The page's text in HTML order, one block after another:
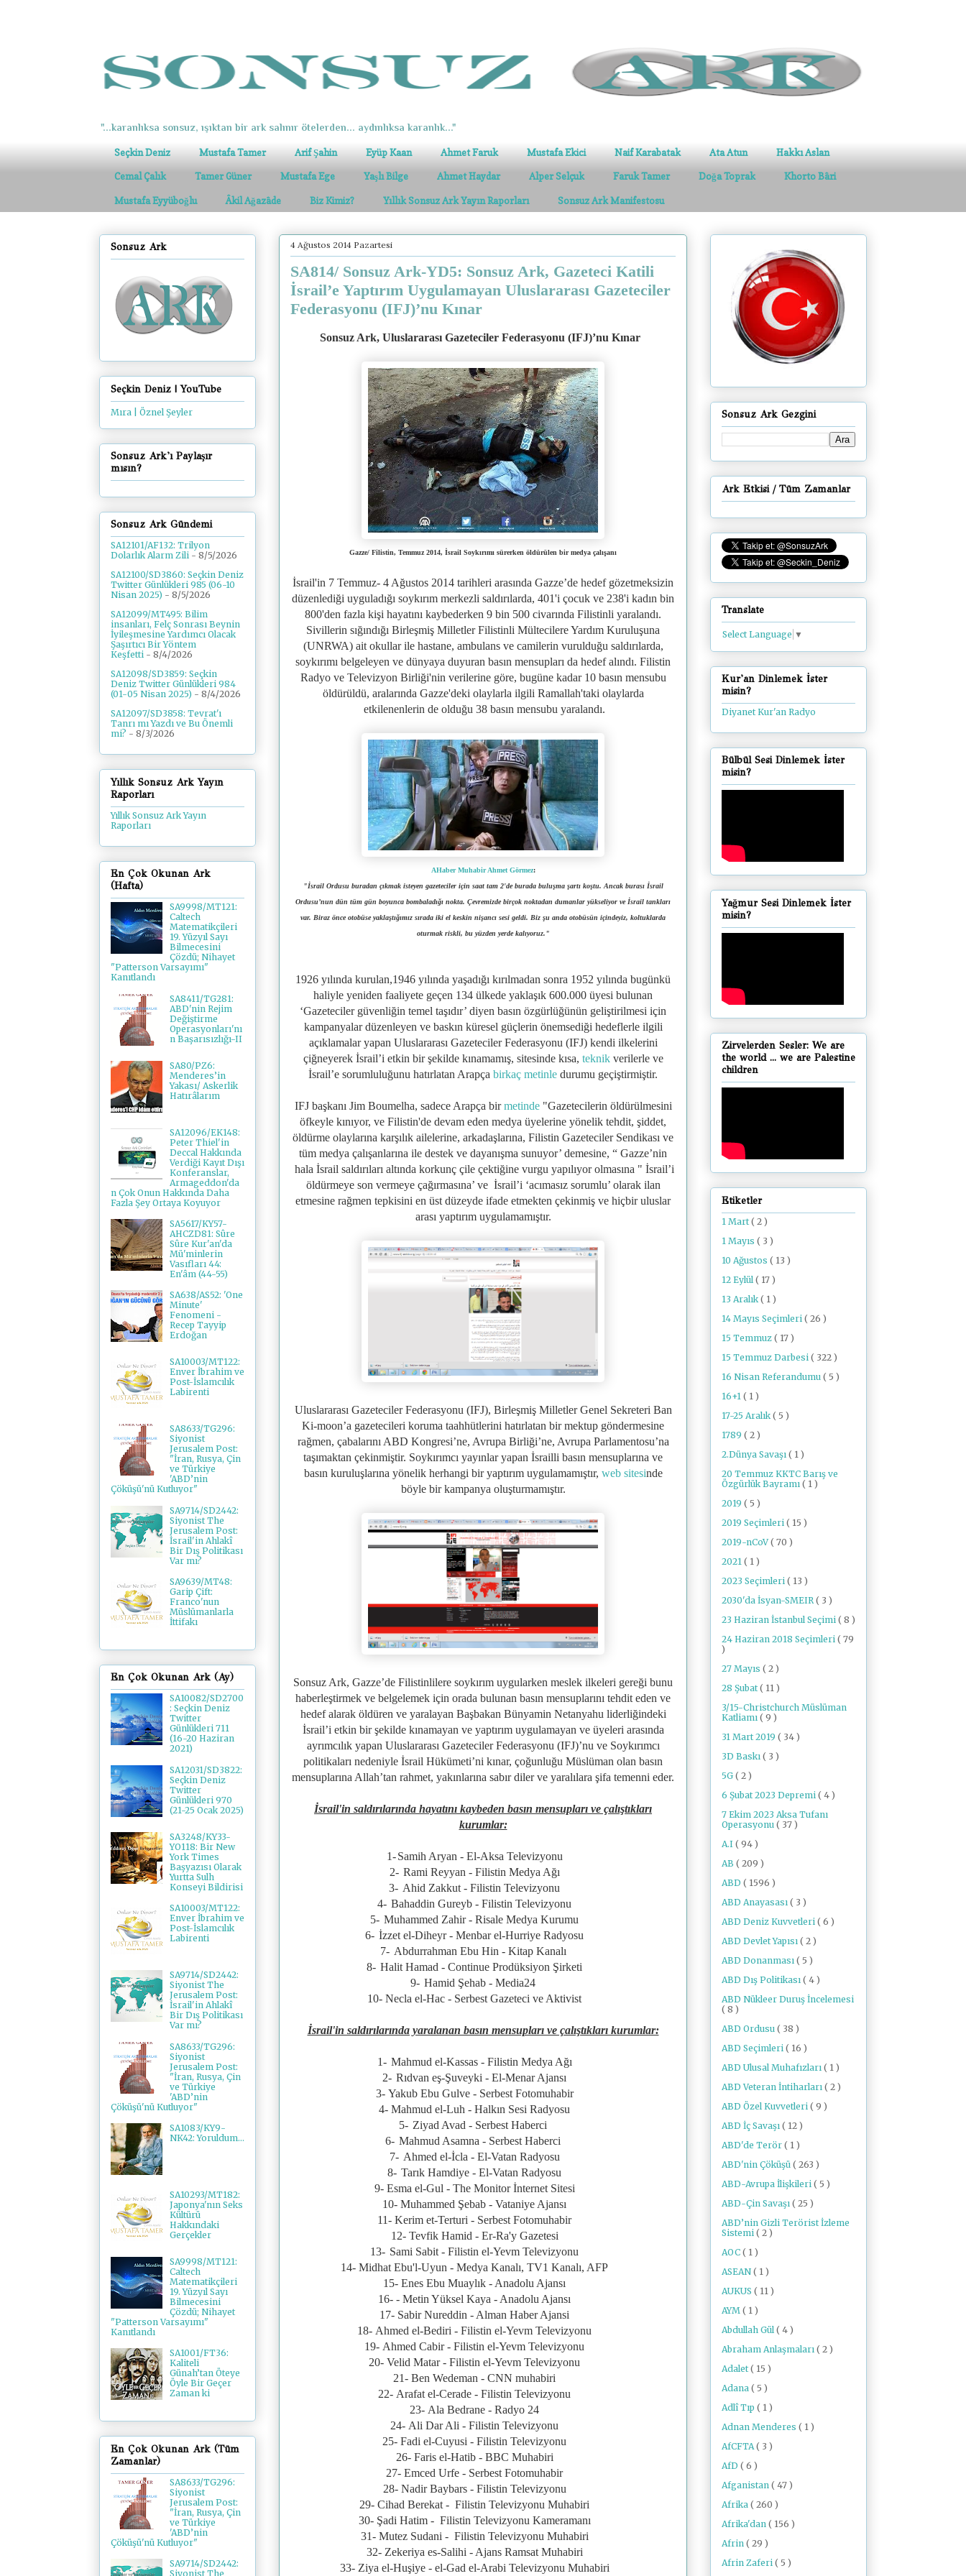
"...karanlıksa sonsuz, ışıktan bir ark salınır ötelerden... aydınlıksa karanlık..."
Seçkin Deniz Mustafa Tamer Arif Şahin Eyüp Kaan Ahmet Faruk Mustafa Ekici Naif Karabatak Ata Atun Hakkı Aslan
Cemal Çalık Tamer Güner Mustafa Ege Yaşlı Bilge Ahmet Haydar Alper Selçuk Faruk Tamer Doğa Toprak Khorto Bâri
Mustafa Eyyüboğlu Âkil Ağazâde Biz Kimiz? Yıllık Sonsuz Ark Yayın Raporları Sonsuz Ark Manifestosu
4 Ağustos 2014 Pazartesi
SA814/ Sonsuz Ark-YD5: Sonsuz Ark, Gazeteci Katili
İsrail’e Yaptırım Uygulamayan Uluslararası Gazeteciler
Federasyonu (IFJ)’nu Kınar
Sonsuz Ark, Uluslararası Gazeteciler Federasyonu (IFJ)’nu Kınar
Gazze/ Filistin, Temmuz 2014, İsrail Soykırımı sürerken öldürülen bir medya çalışanı
İsrail'in 7 Temmuz- 4 Ağustos 2014 tarihleri arasında Gazze’de hedef gözetmeksizin
düzenlediği uyguladığı soykırım merkezli saldırılarda, 401'i çocuk ve 238'i kadın bin
800'den fazla kişi hayatını kaybederken 9 bin 500 civarında Filistinli yaralandı.
Sivillerin sığındığı Birleşmiş Milletler Filistinli Mültecilere Yardım Kuruluşuna
(UNRWA) ait okullar ile hastane, ambulans ve camilerin vurulduğu saldırılarda,
soykırımı belgeleyen ve dünyaya duyuran basın mensupları da hedef alındı. Filistin
Radyo ve Televizyon Birliği'nin verilerine göre, bugüne kadar 10 basın mensubu
öldürüldü, aralarında Gazze'deki olaylarla ilgili Ramallah'taki olaylarda
etkilenenlerin de olduğu 38 basın mensubu yaralandı.
AHaber Muhabir Ahmet Görmez:
"İsrail Ordusu buradan çıkmak isteyen gazeteciler için saat tam 2'de burada buluşma şartı koştu. Ancak burası İsrail
Ordusu’nun dün tüm gün boyunca bombaladığı nokta. Çevremizde birçok noktadan dumanlar yükseliyor ve İsrail tankları
var. Biraz önce otobüse yaklaştığımız sırada iki el keskin nişancı sesi geldi. Biz şu anda otobüsün içindeyiz, koltuklarda
oturmak riskli, bu yüzden yerde kalıyoruz."
1926 yılında kurulan,1946 yılında yaşadığı kırılmadan sonra 1952 yılında bugünkü
haliyle yeniden faaliyete geçen 134 ülkede yaklaşık 600.000 üyesi bulunan
‘Gazeteciler güvenliğin temel taşıdır’ diyen basın özgürlüğünün geliştirilmesi için
kampanyalar düzenleyen ve baskın küresel güçlerin önemsediği hedeflerle ilgili
açıklamalar yapan Uluslararası Gazeteciler Federasyonu (IFJ) kendi ilkelerini
çiğneyerek İsrail’i etkin bir şekilde kınamamış, sitesinde kısa, teknikverilerle ve
İsrail’e sorumluluğunu hatırlatan Arapça birkaç metinle durumu geçiştirmiştir.
IFJ başkanı Jim Boumelha, sadece Arapça birmetinde"Gazetecilerin öldürülmesini
öfkeyle kınıyor, ve Filistin'de devam eden medya üyelerine yönelik tehdit, şiddet,
öldürme olaylarına karşılık ailelerine, arkadaşlarına, Filistin Gazeteciler Sendikası ve
tüm medya çalışanlarına ile destek ve dayanışma sunuyor’ demesine, “ Gazze’nin
hala İsrail saldırıları altında korkunç çile çektiğine vurgu yapılıyor olmasına " İsrail’i
öldürmeye son vermeye çağırmasına’ ve İsrail’i ‘acımasız sorumlu’ olarak ilan
etmesine rağmen tepkisini en üst düzeyde ifade etmekten çekinmiş ve hiçbir uluslar
arası yaptırım uygulamamıştır.
Uluslararası Gazeteciler Federasyonu (IFJ), Birleşmiş Milletler Genel Sekreteri Ban
Ki-moon’a gazetecileri koruma taahhütlerini hatırlatan bir mektup göndermesine
rağmen, çabalarını ABD Kongresi’ne, Avrupa Birliği’ne, Avrupa Parlamentosu’na
taşımaktan çekinmiştir. Soykırımcı yayınlar yapan İsrailli basın mensuplarına ve
basın kuruluşlarına yönelik herhangi bir yaptırım uygulamamıştır, web sitesinde
böyle bir kampanya oluşturmamıştır.
Sonsuz Ark, Gazze’de Filistinlilere soykırım uygularken meslek ilkeleri gereği bunu
haberleştirmek ve belgelemek için orada bulunan basın mensuplarını tehdit eden ve
hedef alarak öldüren ve yaralayan Başbakan Bünyamin Netanyahu liderliğindeki
İsrail’i etkin bir şekilde kınamayan ve yaptırım uygulamayan ve üyeleri arasında
ayrımcılık yapan Uluslararası Gazeteciler Federasyonu (IFJ)’nu ve Soykırımcı
politikaları nedeniyle İsrail Hükümeti’ni kınar, çoğunluğu Müslüman olan basın
mensuplarına Allah’tan rahmet, yakınlarına sabır diler ve yaralılara şifa temenni eder.
İsrail'in saldırılarında hayatını kaybeden basın mensupları ve çalıştıkları
kurumlar:
1- Samih Aryan - El-Aksa Televizyonu
2- Rami Reyyan - Filistin Medya Ağı
3- Ahid Zakkut - Filistin Televizyonu
4- Bahaddin Gureyb - Filistin Televizyonu
5- Muhammed Zahir - Risale Medya Kurumu
6- İzzet el-Diheyr - Menbar el-Hurriye Radyosu
7- Abdurrahman Ebu Hin - Kitap Kanalı
8- Halit Hamad - Continue Prodüksiyon Şirketi
9- Hamid Şehab - Media24
10- Necla el-Hac - Serbest Gazeteci ve Aktivist
İsrail'in saldırılarında yaralanan basın mensupları ve çalıştıkları kurumlar:
1- Mahmud el-Kassas - Filistin Medya Ağı
2- Rıdvan eş-Şuveyki - El-Menar Ajansı
3- Yakub Ebu Gulve - Serbest Fotomuhabir
4- Mahmud el-Luh - Halkın Sesi Radyosu
5- Ziyad Avad - Serbest Haberci
6- Mahmud Asamna - Serbest Haberci
7- Ahmed el-İcla - El-Vatan Radyosu
8- Tarık Hamdiye - El-Vatan Radyosu
9- Esma el-Gul - The Monitor İnternet Sitesi
10- Muhammed Şebab - Vataniye Ajansı
11- Kerim et-Terturi - Serbest Fotomuhabir
12- Tevfik Hamid - Er-Ra'y Gazetesi
13- Sami Sabit - Filistin el-Yevm Televizyonu
14- Midhat Ebu'l-Uyun - Medya Kanalı, TV1 Kanalı, AFP
15- Enes Ebu Muaylık - Anadolu Ajansı
16- - Metin Yüksel Kaya - Anadolu Ajansı
17- Sabir Nureddin - Alman Haber Ajansi
18- Ahmed el-Bediri - Filistin el-Yevm Televizyonu
19- Ahmed Cabir - Filistin el-Yevm Televizyonu
20- Velid Matar - Filistin el-Yevm Televizyonu
21- Ben Wedeman - CNN muhabiri
22- Arafat el-Cerade - Filistin Televizyonu
23- Ala Bedrane - Radyo 24
24- Ali Dar Ali - Filistin Televizyonu
25- Fadi el-Cuyusi - Filistin Televizyonu
26- Faris el-Hatib - BBC Muhabiri
27- Emced Urfe - Serbest Fotomuhabir
28- Nadir Baybars - Filistin Televizyonu
29- Cihad Berekat - Filistin Televizyonu Muhabiri
30- Şadi Hatim - Filistin Televizyonu Kameramanı
31- Mutez Sudani - Filistin Televizyonu Muhabiri
32- Zekeriya es-Salihi - Ajans Ramsat Muhabiri
33- Ziya el-Huşiye - el-Gad el-Arabi Televizyonu Muhabiri
Sonsuz Ark
Seçkin Deniz | YouTube
Mıra | Öznel Şeyler
Sonsuz Ark'ı Paylaşır
mısın?
Sonsuz Ark Gündemi
SA12101/AF132: Trilyon
Dolarlık Alarm Zili - 8/5/2026
SA12100/SD3860: Seçkin Deniz
Twitter Günlükleri 985 (06-10
Nisan 2025) - 8/5/2026
SA12099/MT495: Bilim
insanları, Felç Sonrası Beynin
İyileşmesine Yardımcı Olacak
Şaşırtıcı Bir Yöntem
Keşfetti - 8/4/2026
SA12098/SD3859: Seçkin
Deniz Twitter Günlükleri 984
(01-05 Nisan 2025) - 8/4/2026
SA12097/SD3858: Tevrat'ı
Tanrı mı Yazdı ve Bu Önemli
mi? - 8/3/2026
Yıllık Sonsuz Ark Yayın
Raporları
Yıllık Sonsuz Ark Yayın
Raporları
En Çok Okunan Ark
(Hafta)
SA9998/MT121:
Caltech
Matematikçileri
19. Yüzyıl Sayı
Bilmecesini
Çözdü; Nihayet
"Patterson Varsayımı"
Kanıtlandı
SA8411/TG281:
ABD'nin Rejim
Değiştirme
Operasyonları'nı
n Başarısızlığı-II
SA80/PZ6:
Menderes’in
Yakası/ Askerlik
Hatırâlarım
SA12096/EK148:
Peter Thiel'in
Deccal Hakkında
Verdiği Kayıt Dışı
Konferanslar,
Armageddon'da
n Çok Onun Hakkında Daha
Fazla Şey Ortaya Koyuyor
SA5617/KY57-
AHCZD81: Sûre
Sûre Kur'an'da
Mü'minlerin
Vasıfları 44:
En'âm (44-55)
SA638/AS52: 'One
Minute'
Fenomeni -
Recep Tayyip
Erdoğan
SA10003/MT122:
Enver İbrahim ve
Post-İslamcılık
Labirenti
SA8633/TG296:
Siyonist
Jerusalem Post:
"İran, Rusya, Çin
ve Türkiye
'ABD’nin
Çöküşü'nü Kutluyor"
SA9714/SD2442:
Siyonist The
Jerusalem Post:
İsrail'in Ahlakî
Bir Dış Politikası
Var mı?
SA9639/MT48:
Garip Çift:
Franco'nun
Müslümanlarla
İttifakı
En Çok Okunan Ark (Ay)
SA10082/SD2700
: Seçkin Deniz
Twitter
Günlükleri 711
(16-20 Haziran
2021)
SA12031/SD3822:
Seçkin Deniz
Twitter
Günlükleri 970
(21-25 Ocak 2025)
SA3248/KY33-
YO118: Bir New
York Times
Başyazısı Olarak
Yurtta Sulh
Konseyi Bildirisi
SA10003/MT122:
Enver İbrahim ve
Post-İslamcılık
Labirenti
SA9714/SD2442:
Siyonist The
Jerusalem Post:
İsrail'in Ahlakî
Bir Dış Politikası
Var mı?
SA8633/TG296:
Siyonist
Jerusalem Post:
"İran, Rusya, Çin
ve Türkiye
'ABD’nin
Çöküşü'nü Kutluyor"
SA1083/KY9-
NK42: Yoruldum...
SA10293/MT182:
Japonya'nın Seks
Kültürü
Hakkındaki
Gerçekler
SA9998/MT121:
Caltech
Matematikçileri
19. Yüzyıl Sayı
Bilmecesini
Çözdü; Nihayet
"Patterson Varsayımı"
Kanıtlandı
SA1001/FT36:
Kaliteli
Günah’tan Öteye
Öyle Bir Geçer
Zaman ki
En Çok Okunan Ark (Tüm
Zamanlar)
SA8633/TG296:
Siyonist
Jerusalem Post:
"İran, Rusya, Çin
ve Türkiye
'ABD’nin
Çöküşü'nü Kutluyor"
SA9714/SD2442:
Siyonist The
Sonsuz Ark Gezgini
Ark Etkisi / Tüm Zamanlar
Translate
Select Language ▼
Kur'an Dinlemek İster
misin?
Diyanet Kur'an Radyo
Bülbül Sesi Dinlemek İster
misin?
Yağmur Sesi Dinlemek İster
misin?
Zirvelerden Sesler: We are
the world ... we are Palestine
children
Etiketler
1 Mart ( 2 )
1 Mayıs ( 3 )
10 Ağustos ( 13 )
12 Eylül ( 17 )
13 Aralık ( 1 )
14 Mayıs Seçimleri ( 26 )
15 Temmuz ( 17 )
15 Temmuz Darbesi ( 322 )
16 Nisan Referandumu ( 5 )
16+1 ( 1 )
17-25 Aralık ( 5 )
1789 ( 2 )
2.Dünya Savaşı ( 1 )
20 Temmuz KKTC Barış ve
Özgürlük Bayramı ( 1 )
2019 ( 5 )
2019 Seçimleri ( 15 )
2019-nCoV( 70 )
2021 ( 1 )
2023 Seçimleri ( 13 )
2030'da İsyan-SMEIR ( 3 )
23 Haziran İstanbul Seçimi ( 8 )
24 Haziran 2018 Seçimleri ( 79
)
27 Mayıs ( 2 )
28 Şubat ( 11 )
3/15-Christchurch Müslüman
Katliamı ( 9 )
31 Mart 2019 ( 34 )
3D Baskı ( 3 )
5G ( 2 )
6 Şubat 2023 Depremi ( 4 )
7 Ekim 2023 Aksa Tufanı
Operasyonu ( 37 )
A.I ( 94 )
AB ( 209 )
ABD ( 1596 )
ABD Anayasası ( 3 )
ABD Deniz Kuvvetleri ( 6 )
ABD Devlet Yapısı ( 2 )
ABD Donanması ( 5 )
ABD Dış Politikası ( 4 )
ABD Nükleer Duruş İncelemesi
( 8 )
ABD Ordusu ( 38 )
ABD Seçimleri ( 16 )
ABD Ulusal Muhafızları ( 1 )
ABD Veteran İntiharları ( 2 )
ABD Özel Kuvvetleri ( 9 )
ABD İç Savaşı ( 12 )
ABD'de Terör ( 1 )
ABD'nin Çöküşü ( 263 )
ABD-Avrupa İlişkileri ( 5 )
ABD-Çin Savaşı ( 25 )
ABD’nin Gizli Terörist İzleme
Sistemi ( 2 )
AOC ( 1 )
ASEAN ( 1 )
AUKUS ( 11 )
AYM ( 1 )
Abdullah Gül ( 4 )
Abraham Anlaşmaları ( 2 )
Adalet ( 15 )
Adana ( 5 )
Adlî Tıp ( 1 )
Adnan Menderes ( 1 )
AfCFTA ( 3 )
AfD ( 6 )
Afganistan ( 47 )
Afrika ( 260 )
Afrika'dan ( 156 )
Afrin ( 29 )
Afrin Zaferi ( 5 )